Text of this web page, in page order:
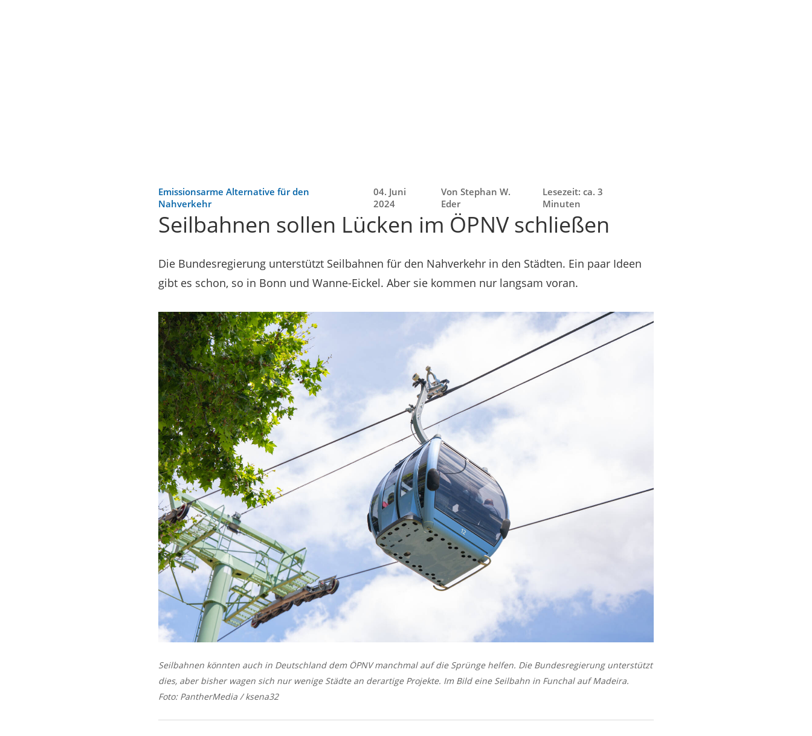
Emissionsarme Alternative für den
Nahverkehr
04. Juni
2024
Von Stephan W.
Eder
Lesezeit: ca. 3
Minuten
Seilbahnen sollen Lücken im ÖPNV schließen
Die Bundesregierung unterstützt Seilbahnen für den Nahverkehr in den Städten. Ein paar Ideen
gibt es schon, so in Bonn und Wanne-Eickel. Aber sie kommen nur langsam voran.
Seilbahnen könnten auch in Deutschland dem ÖPNV manchmal auf die Sprünge helfen. Die Bundesregierung unterstützt
dies, aber bisher wagen sich nur wenige Städte an derartige Projekte. Im Bild eine Seilbahn in Funchal auf Madeira.
Foto: PantherMedia / ksena32